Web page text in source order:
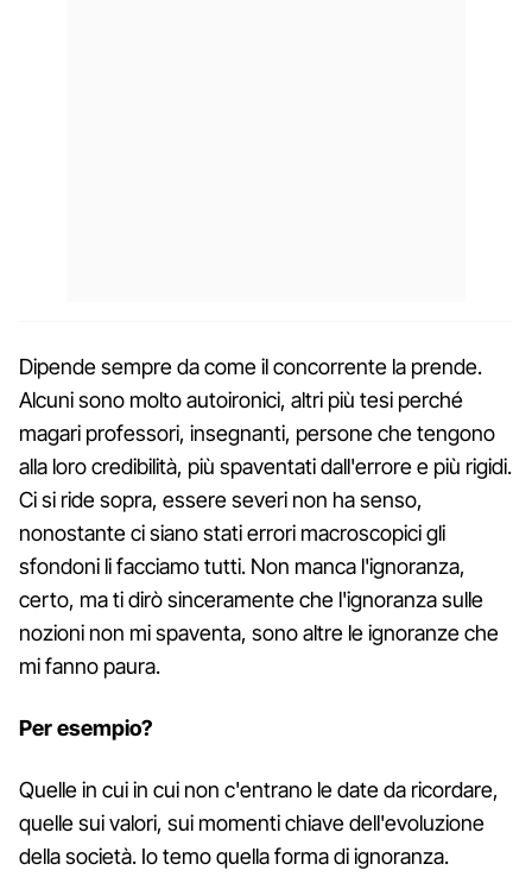
Dipende sempre da come il concorrente la prende.
Alcuni sono molto autoironici, altri più tesi perché
magari professori, insegnanti, persone che tengono
alla loro credibilità, più spaventati dall'errore e più rigidi.
Ci si ride sopra, essere severi non ha senso,
nonostante ci siano stati errori macroscopici gli
sfondoni li facciamo tutti. Non manca l'ignoranza,
certo, ma ti dirò sinceramente che l'ignoranza sulle
nozioni non mi spaventa, sono altre le ignoranze che
mi fanno paura.
Per esempio?
Quelle in cui in cui non c'entrano le date da ricordare,
quelle sui valori, sui momenti chiave dell'evoluzione
della società. Io temo quella forma di ignoranza.